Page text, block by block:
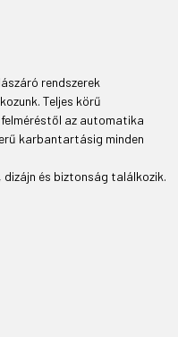
rendszerek
Teljes körű
az automatika
karbantartásig minden
dizájn és biztonság találkozik.